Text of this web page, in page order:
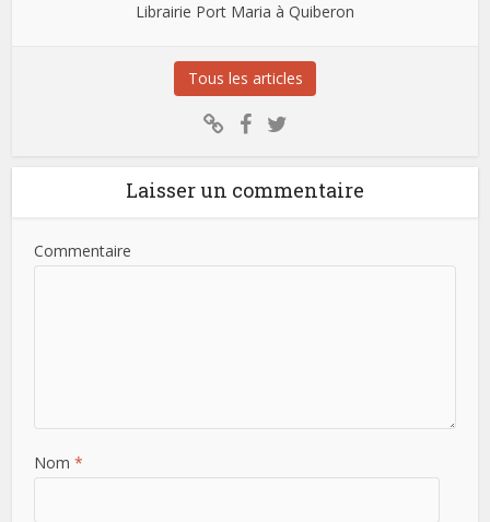
Librairie Port Maria à Quiberon
Tous les articles
Laisser un commentaire
Commentaire
Nom *